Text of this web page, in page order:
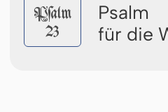
Pſalm
23
Psalm
für die